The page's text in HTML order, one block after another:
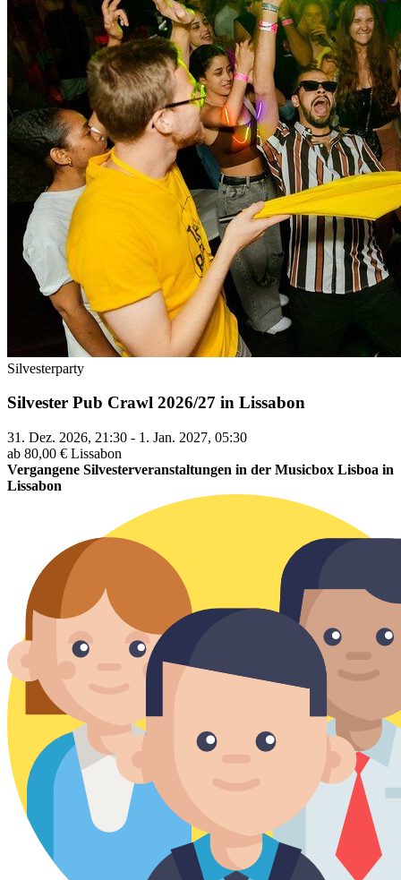
Silvesterparty
Silvester Pub Crawl 2026/27 in Lissabon
31. Dez. 2026, 21:30 - 1. Jan. 2027, 05:30
ab 80,00 € Lissabon
Vergangene Silvesterveranstaltungen in der Musicbox Lisboa in
Lissabon